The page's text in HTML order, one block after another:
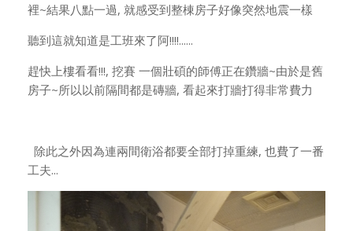
裡~結果八點一過, 就感受到整棟房子好像突然地震一樣
聽到這就知道是工班來了阿!!!!......
趕快上樓看看!!!, 挖賽 一個壯碩的師傅正在鑽牆~由於是舊
房子~所以以前隔間都是磚牆, 看起來打牆打得非常費力
除此之外因為連兩間衛浴都要全部打掉重練, 也費了一番
工夫...